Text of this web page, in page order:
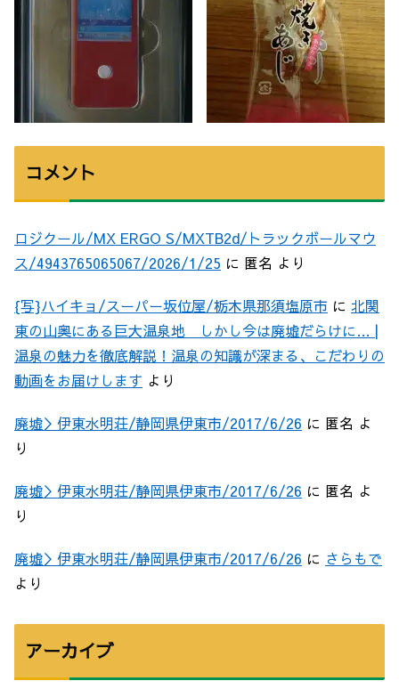
コメント
ロジクール/MX ERGO S/MXTB2d/トラックボールマウ
ス/4943765065067/2026/1/25 に 匿名 より
{写}ハイキョ/スーパー坂位屋/栃木県那須塩原市 に 北関
東の山奥にある巨大温泉地 しかし今は廃墟だらけに… |
温泉の魅力を徹底解説！温泉の知識が深まる、こだわりの
動画をお届けします より
廃墟＞伊東水明荘/静岡県伊東市/2017/6/26 に 匿名 よ
り
廃墟＞伊東水明荘/静岡県伊東市/2017/6/26 に 匿名 よ
り
廃墟＞伊東水明荘/静岡県伊東市/2017/6/26 に さらもで
より
アーカイブ